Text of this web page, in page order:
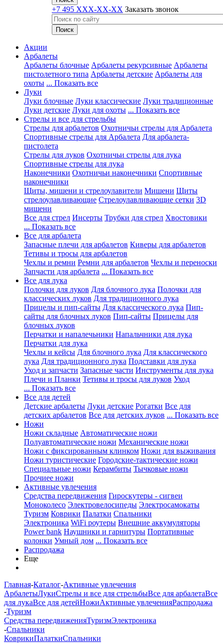
+7 495 XXX-XX-XX Заказать звонок
Акции
Арбалеты
Арбалеты блочные Арбалеты рекурсивные Арбалеты
пистолетного типа Арбалеты детские Арбалеты для
охоты ... Показать все
Луки
Луки блочные Луки классические Луки традиционные
Луки детские Луки для охоты ... Показать все
Стрелы и все для стрельбы
Стрелы для арбалетов Охотничьи стрелы для Арбалета
Спортивные стрелы для Арбалета Для арбалета-
пистолета
Стрелы для луков Охотничьи стрелы для лука
Спортивные стрелы для лука
Наконечники Охотничьи наконечники Спортивные
наконечники
Щиты, мишени и стрелоулавители Мишени Щиты
стрелоулавливающие Стрелоулавливающие сетки 3D
мишени
Все для стрел Инсерты Трубки для стрел Хвостовики
... Показать все
Все для арбалета
Запасные плечи для арбалетов Киверы для арбалетов
Тетивы и тросы для арбалетов
Чехлы и ремни Ремни для арбалетов Чехлы и переноски
Запчасти для арбалета ... Показать все
Все для лука
Полочки для луков Для блочного лука Полочки для
классических луков Для традиционного лука
Прицелы и пип-сайты Для классического лука Пип-
сайты для блочных луков Пип-сайты Прицелы для
блочных луков
Перчатки и напалечьники Напальчники для лука
Перчатки для лука
Чехлы и кейсы Для блочного лука Для классического
лука Для традиционного лука Подставки для лука
Уход и запчасти Запасные части Инструменты для лука
Плечи и Планки Тетивы и тросы для луков Уход
... Показать все
Все для детей
Детские арбалеты Луки детские Рогатки Все для
детских арбалетов Все для детских луков ... Показать все
Ножи
Ножи складные Автоматические ножи
Полуавтоматические ножи Механические ножи
Ножи с фиксированным клинком Ножи для выживания
Ножи туристические Городские-тактические ножи
Специальные ножи Керамбиты Тычковые ножи
Прочиее ножи
Активные увлечения
Средства передвижения Гироскутеры - сигвеи
Моноколесо Электровелосипеды Электросамокаты
Туризм Коврики Палатки Спальники
Электроника WiFi роутеры Внешние аккумуляторы
Power bank Наушники и гарнитуры Портативные
колонки Умный дом ... Показать все
Распродажа
Еще
Главная-Каталог-Активные увлечения
АрбалетыЛукиСтрелы и все для стрельбыВсе для арбалетаВсе
для лукаВсе для детейНожиАктивные увлеченияРаспродажа
-Туризм
Средства передвиженияТуризмЭлектроника
-Спальники
КоврикиПалаткиСпальники